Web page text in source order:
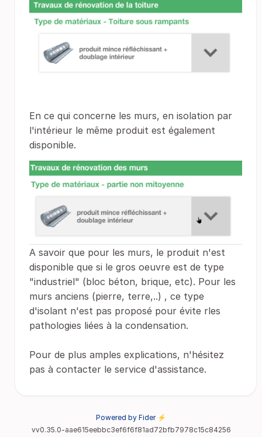
En ce qui concerne les murs, en isolation par
l'intérieur le même produit est également
disponible.
A savoir que pour les murs, le produit n'est
disponible que si le gros oeuvre est de type
"industriel" (bloc béton, brique, etc). Pour les
murs anciens (pierre, terre,..) , ce type
d'isolant n'est pas proposé pour évite rles
pathologies liées à la condensation.
Pour de plus amples explications, n'hésitez
pas à contacter le service d'assistance.
Powered by Fider ⚡
vv0.35.0-aae615eebbc3ef6f6f81ad72bfb7978c15c84256